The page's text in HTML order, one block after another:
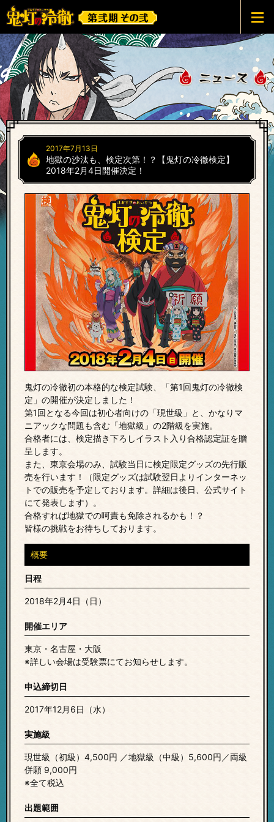
鬼灯の冷徹 第弐期その弐
2017年7月13日
地獄の沙汰も、検定次第！？【鬼灯の冷徹検定】
2018年2月4日開催決定！
鬼灯の冷徹初の本格的な検定試験、「第1回鬼灯の冷徹検
定」の開催が決定しました！
第1回となる今回は初心者向けの「現世級」と、かなりマ
ニアックな問題も含む「地獄級」の2階級を実施。
合格者には、検定描き下ろしイラスト入り合格認定証を贈
呈します。
また、東京会場のみ、試験当日に検定限定グッズの先行販
売を行います！（限定グッズは試験翌日よりインターネッ
トでの販売を予定しております。詳細は後日、公式サイト
にて発表します）。
合格すれば地獄での呵責も免除されるかも！？
皆様の挑戦をお待ちしております。
概要
日程
2018年2月4日（日）
開催エリア
東京・名古屋・大阪
※詳しい会場は受験票にてお知らせします。
申込締切日
2017年12月6日（水）
実施級
現世級（初級）4,500円 ／地獄級（中級）5,600円／両級
併願 9,000円
※全て税込
出題範囲